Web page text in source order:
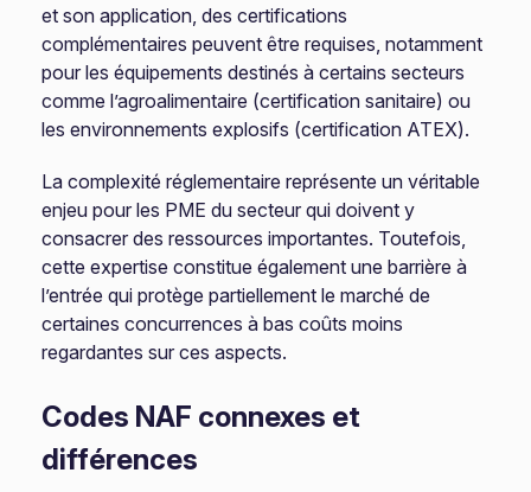
et son application, des certifications
complémentaires peuvent être requises, notamment
pour les équipements destinés à certains secteurs
comme l’agroalimentaire (certification sanitaire) ou
les environnements explosifs (certification ATEX).
La complexité réglementaire représente un véritable
enjeu pour les PME du secteur qui doivent y
consacrer des ressources importantes. Toutefois,
cette expertise constitue également une barrière à
l’entrée qui protège partiellement le marché de
certaines concurrences à bas coûts moins
regardantes sur ces aspects.
Codes NAF connexes et
différences